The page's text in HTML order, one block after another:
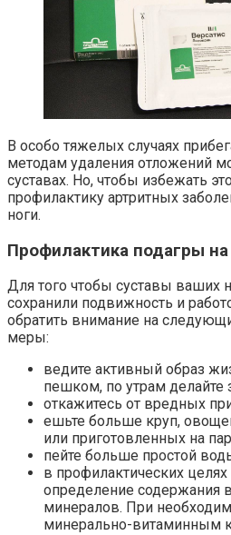
В особо тяжелых случаях
методам удаления отложений
суставах. Но, чтобы избежать
профилактику артритных
ноги.
Профилактика подагры на
Для того чтобы суставы ваших
сохранили подвижность и
обратить внимание на
меры:
ведите активный образ
пешком, по утрам делайте
откажитесь от вредных
ешьте больше круп,
или приготовленных на
пейте больше простой
в профилактических
определение содержания
минералов. При
минерально-витаминным